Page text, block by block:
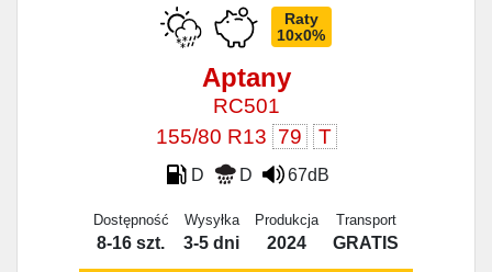
Raty
10x0%
Aptany
RC501
155/80 R13 79 T
D D 67dB
Dostępność
8-16 szt.
Wysyłka
3-5 dni
Produkcja
2024
Transport
GRATIS